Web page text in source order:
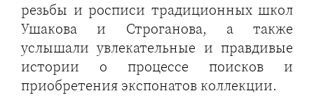
резьбы и росписи традиционных школ
Ушакова и Строганова, а также
услышали увлекательные и правдивые
истории о процессе поисков и
приобретения экспонатов коллекции.